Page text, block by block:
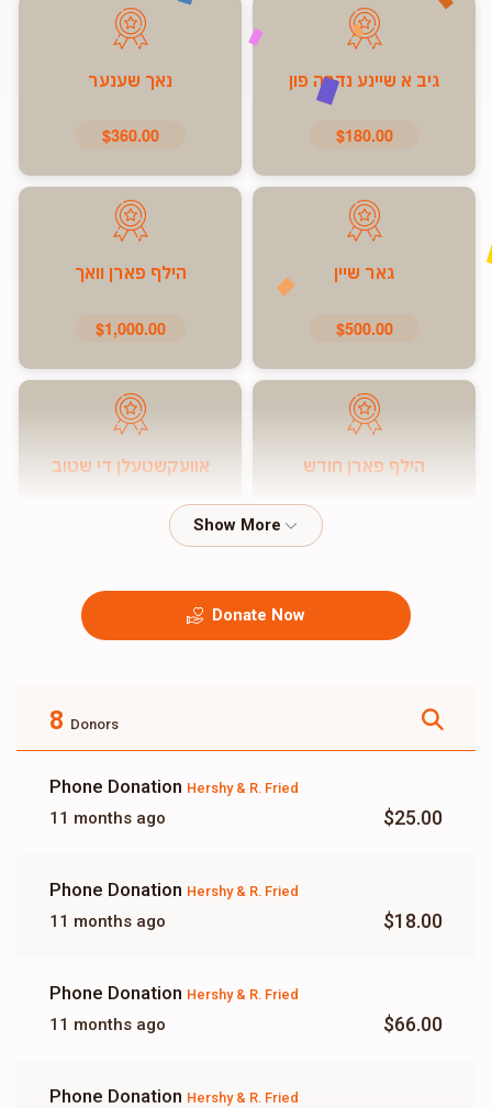
גיב א שיינע נדבה פון
$180.00
נאך שענער
$360.00
גאר שיין
$500.00
הילף פארן וואך
$1,000.00
הילף פארן חודש אוועקשטעלן די שטוב
Donate Now
8 Donors
Phone Donation Hershy & R. Fried
11 months ago $25.00
Phone Donation Hershy & R. Fried
11 months ago $18.00
Phone Donation Hershy & R. Fried
11 months ago $66.00
Phone Donation Hershy & R. Fried